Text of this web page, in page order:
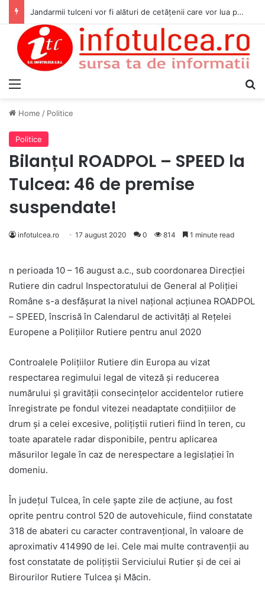
Jandarmii tulceni vor fi alături de cetățenii care vor lua parte la Festivalul Folk Țestos
Home / Politice
Politice
Bilanțul ROADPOL – SPEED la
Tulcea: 46 de premise
suspendate!
infotulcea.ro 17 august 2020 0 814 1 minute read
n perioada 10 – 16 august a.c., sub coordonarea Direcției
Rutiere din cadrul Inspectoratului de General al Poliției
Române s-a desfășurat la nivel național acțiunea ROADPOL
– SPEED, înscrisă în Calendarul de activități al Rețelei
Europene a Polițiilor Rutiere pentru anul 2020
Controalele Polițiilor Rutiere din Europa au vizat
respectarea regimului legal de viteză și reducerea
numărului și gravității consecințelor accidentelor rutiere
înregistrate pe fondul vitezei neadaptate condițiilor de
drum și a celei excesive, polițiștii rutieri fiind în teren, cu
toate aparatele radar disponibile, pentru aplicarea
măsurilor legale în caz de nerespectare a legislației în
domeniu.
În județul Tulcea, în cele șapte zile de acțiune, au fost
oprite pentru control 520 de autovehicule, fiind constatate
318 de abateri cu caracter contravențional, în valoare de
aproximativ 414990 de lei. Cele mai multe contravenții au
fost constatate de polițiștii Serviciului Rutier și de cei ai
Birourilor Rutiere Tulcea și Măcin.